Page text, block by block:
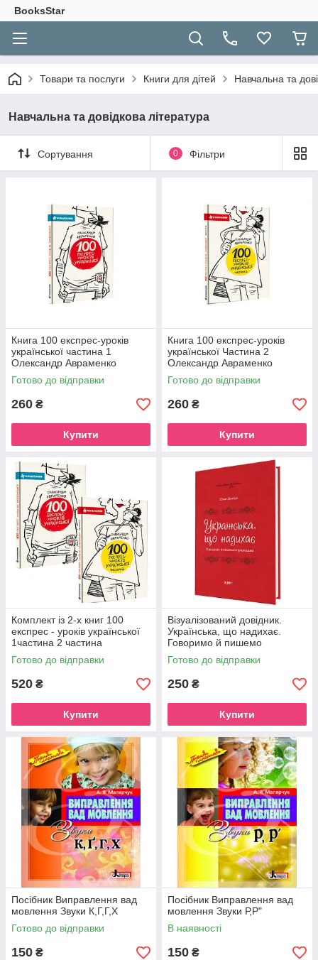
BooksStar
Товари та послуги Книги для дітей Навчальна та
Навчальна та довідкова література
Сортування 0 Фільтри
Книга 100 експрес-уроків
української частина 1
Олександр Авраменко
Готово до відправки
260 ₴
Купити
Книга 100 експрес-уроків
української Частина 2
Олександр Авраменко
Готово до відправки
260 ₴
Купити
Комплект із 2-х книг 100
експрес - уроків української
1частина 2 частина
Олександр Авраменко
Оксана Тищенко
Готово до відправки
520 ₴
Купити
Візуалізований довідник.
Українська, що надихає.
Говоримо й пишемо
правильно
Готово до відправки
250 ₴
Купити
Посібник Виправлення вад
мовлення Звуки К,Г,Г,Х
Готово до відправки
150 ₴
Посібник Виправлення вад
мовлення Звуки Р,Р"
В наявності
150 ₴